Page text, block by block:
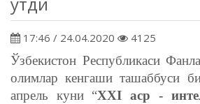
17:46 / 24.04.2020 4125
Ўзбекистон Республикаси
олимлар кенгаши ташаббуси
апрель куни “ХХI аср -